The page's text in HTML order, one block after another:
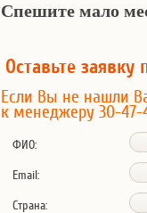
Спешите мало
Оставьте заявку
Если Вы не нашли
к менеджеру 30-47-
ФИО:
Email:
Страна: